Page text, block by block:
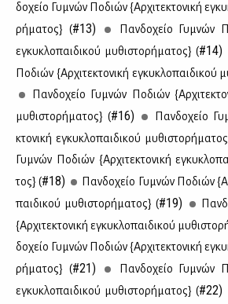
δο­χείο Γυ­μνών Πο­διών {Αρ­χι­τε­κτο­νι­κή
ρή­μα­τος} (#13)
Παν­δο­χείο Γυ­μνών
εγκυ­κλο­παι­δι­κού μυ­θι­στο­ρή­μα­τος} (#14)
Πο­διών {Αρ­χι­τε­κτο­νι­κή εγκυ­κλο­παι­δι­κού
Παν­δο­χείο Γυ­μνών Πο­διών
μυ­θι­στο­ρή­μα­τος} (#16)
Παν­δο­χείο
κτο­νι­κή εγκυ­κλο­παι­δι­κού
Γυ­μνών Πο­διών {Αρ­χι­τε­κτο­νι­κή
τος} (#18)
Παν­δο­χείο Γυ­μνών Πο­διών
παι­δι­κού μυ­θι­στο­ρή­μα­τος} (#19)
{Αρ­χι­τε­κτο­νι­κή εγκυ­κλο­παι­δι­κού
δο­χείο Γυ­μνών Πο­διών {Αρ­χι­τε­κτο­νι­κή
ρή­μα­τος} (#21)
Παν­δο­χείο Γυ­μνών
εγκυ­κλο­παι­δι­κού μυ­θι­στο­ρή­μα­τος} (#22)